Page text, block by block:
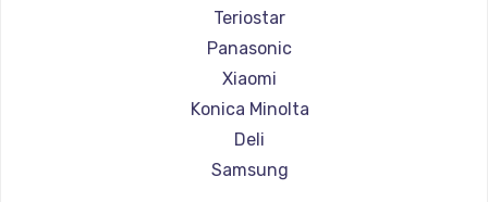
1190 руб.
Заказать
Замена термостата
1350 руб.
Заказать
Teriostar
Panasonic
Xiaomi
Konica Minolta
Deli
Samsung